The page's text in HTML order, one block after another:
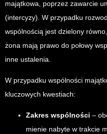
majątkowa, poprzez zawarcie
(intercyzy). W przypadku
wspólnością jest dzielony
żona mają prawo do połowy
inne ustalenia.
W przypadku wspólności
kluczowych kwestiach:
Zakres wspólności –
mienie nabyte w trakcie